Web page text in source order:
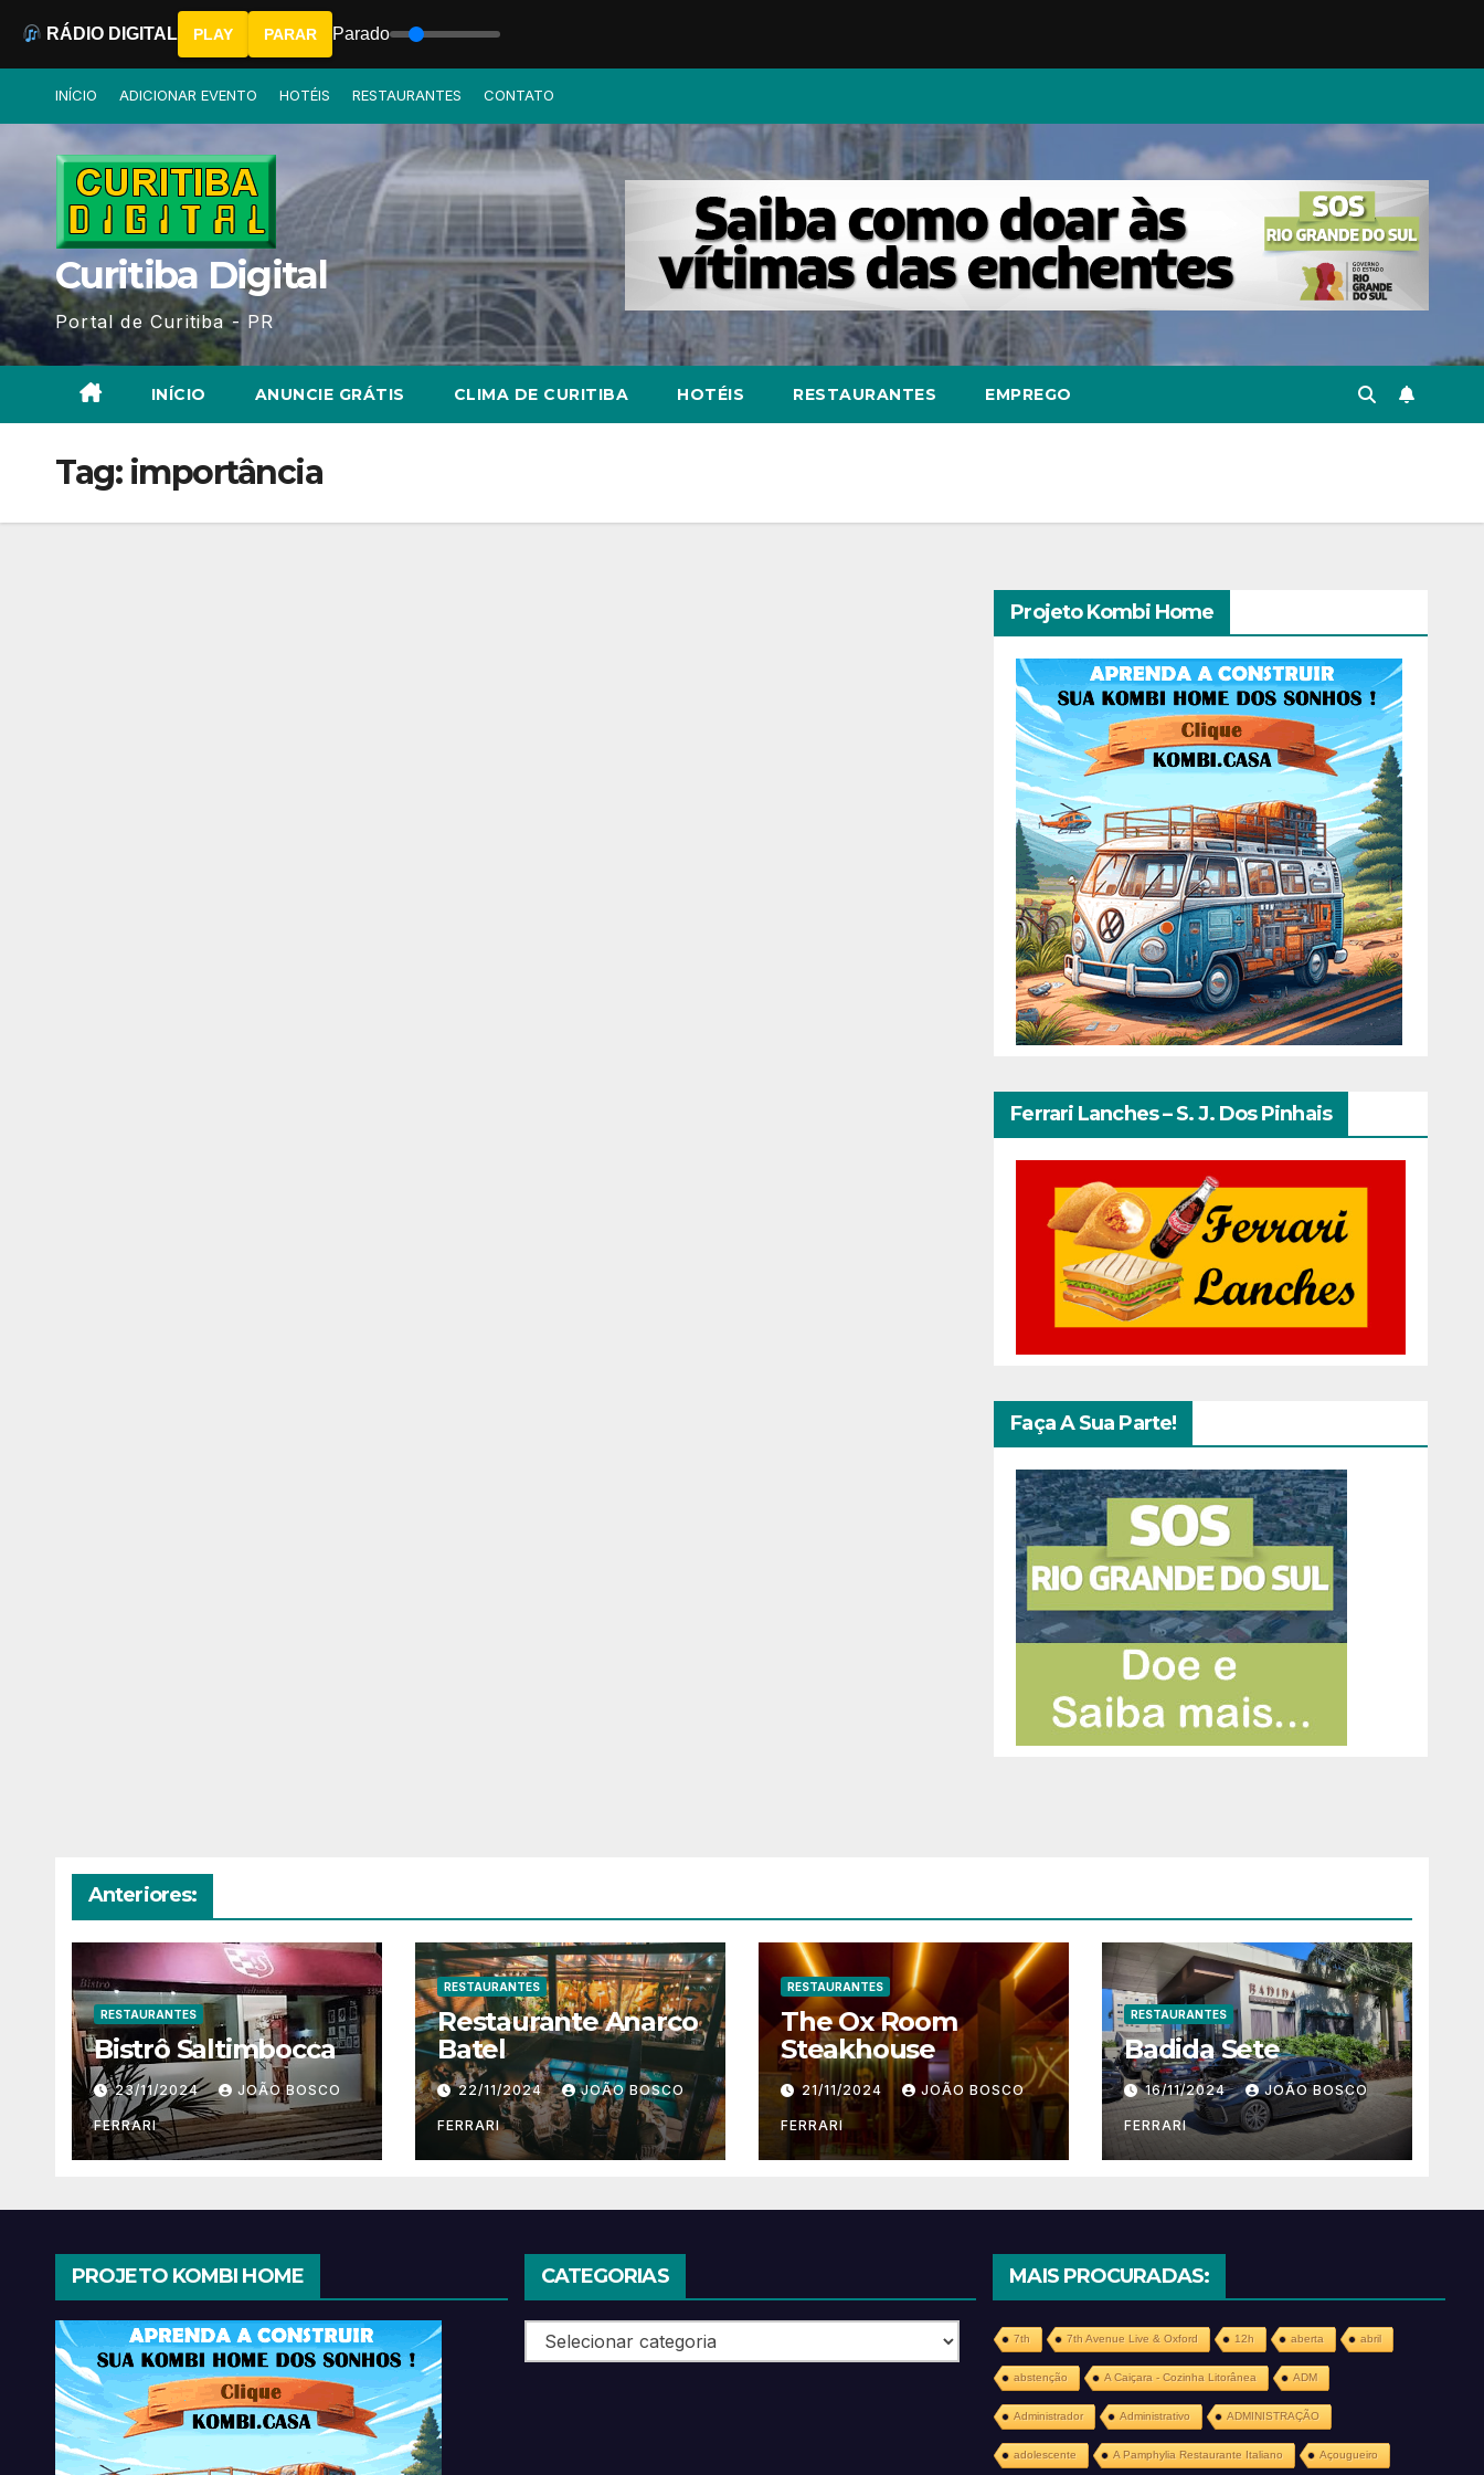
INÍCIO ADICIONAR EVENTO HOTÉIS RESTAURANTES CONTATO
Curitiba Digital
Portal de Curitiba - PR
INÍCIO ANUNCIE GRÁTIS CLIMA DE CURITIBA HOTÉIS RESTAURANTES EMPREGO
Tag: importância
Projeto Kombi Home
Ferrari Lanches – S. J. Dos Pinhais
Faça A Sua Parte!
Anteriores:
RESTAURANTES
Bistrô Saltimbocca
23/11/2024 JOÃO BOSCO
FERRARI
RESTAURANTES
Restaurante Anarco
Batel
22/11/2024 JOÃO BOSCO
FERRARI
RESTAURANTES
The Ox Room
Steakhouse
21/11/2024 JOÃO BOSCO
FERRARI
RESTAURANTES
Badida Sete
16/11/2024 JOÃO BOSCO
FERRARI
PROJETO KOMBI HOME CATEGORIAS
Categorias
MAIS PROCURADAS:
7th 7th Avenue Live & Oxford 12h aberta abril
abstenção A Caiçara - Cozinha Litorânea ADM
Administrador Administrativo ADMINISTRAÇÃO
adolescente A Pamphylia Restaurante Italiano Açougueiro
RÁDIO DIGITAL PLAY PARAR Parado